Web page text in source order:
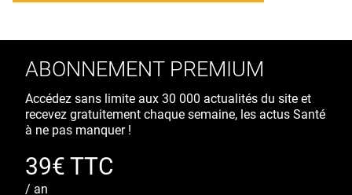
ABONNEMENT PREMIUM
Accédez sans limite aux 30 000 actualités du site et
recevez gratuitement chaque semaine, les actus Santé
à ne pas manquer !
39€ TTC
/ an